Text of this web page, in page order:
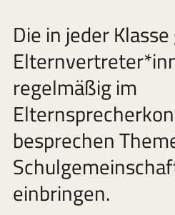
Die in jeder
regelmäßig im
besprechen
einbringen.